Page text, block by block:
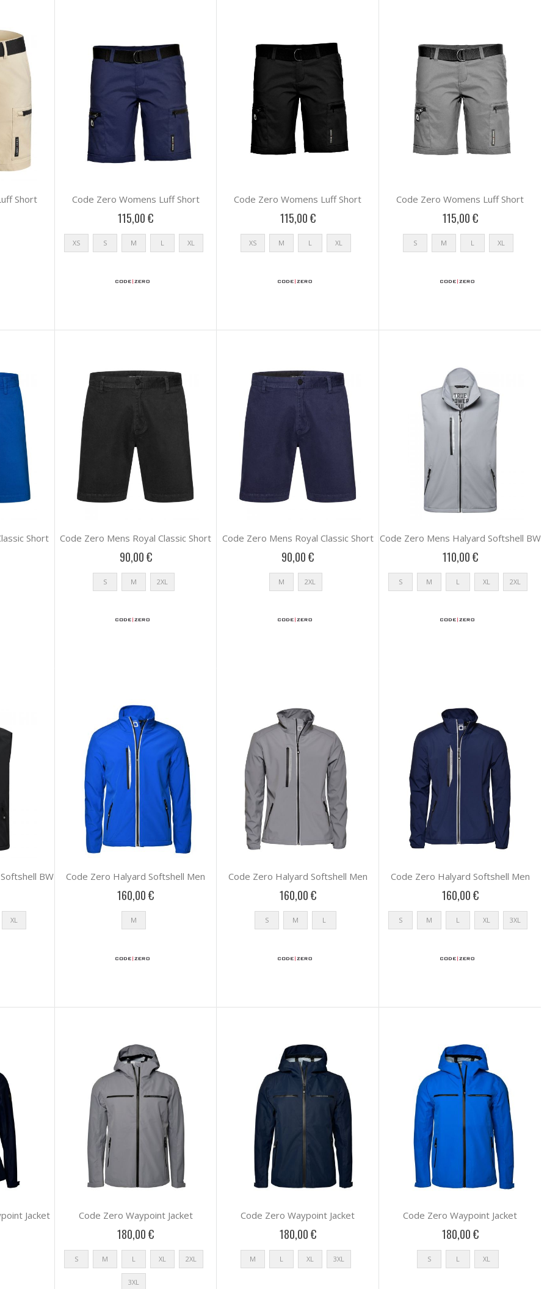
Short Code Zero Womens Luff Short
115,00 €
XS S M L XL
Code Zero Womens Luff Short
115,00 €
XS M L XL
Code Zero Womens Luff Short
115,00 €
S M L XL
Short Code Zero Mens Royal Classic Short
90,00 €
S M 2XL
Code Zero Mens Royal Classic Short
90,00 €
M 2XL
Code Zero Mens Halyard Softshell BW
110,00 €
S M L XL 2XL
BW
XL
Code Zero Halyard Softshell Men
160,00 €
M
Code Zero Halyard Softshell Men
160,00 €
S M L
Code Zero Halyard Softshell Men
160,00 €
S M L XL 3XL
Jacket Code Zero Waypoint Jacket
180,00 €
S M L XL 2XL
3XL
Code Zero Waypoint Jacket
180,00 €
M L XL 3XL
Code Zero Waypoint Jacket
180,00 €
S L XL